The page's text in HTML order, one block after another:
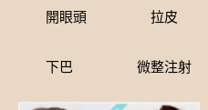
開眼頭 拉皮
下巴 微整注射